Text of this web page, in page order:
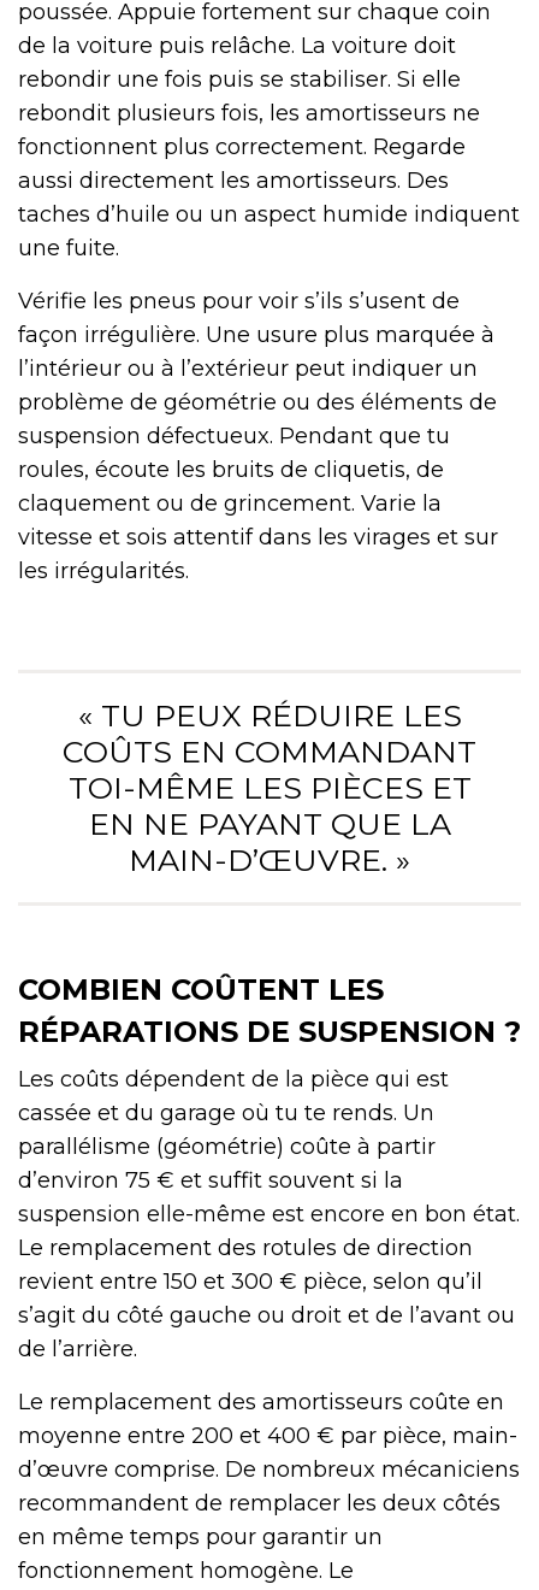
poussée. Appuie fortement sur chaque coin
de la voiture puis relâche. La voiture doit
rebondir une fois puis se stabiliser. Si elle
rebondit plusieurs fois, les amortisseurs ne
fonctionnent plus correctement. Regarde
aussi directement les amortisseurs. Des
taches d’huile ou un aspect humide indiquent
une fuite.
Vérifie les pneus pour voir s’ils s’usent de
façon irrégulière. Une usure plus marquée à
l’intérieur ou à l’extérieur peut indiquer un
problème de géométrie ou des éléments de
suspension défectueux. Pendant que tu
roules, écoute les bruits de cliquetis, de
claquement ou de grincement. Varie la
vitesse et sois attentif dans les virages et sur
les irrégularités.
« TU PEUX RÉDUIRE LES
COÛTS EN COMMANDANT
TOI-MÊME LES PIÈCES ET
EN NE PAYANT QUE LA
MAIN-D’ŒUVRE. »
COMBIEN COÛTENT LES
RÉPARATIONS DE SUSPENSION ?
Les coûts dépendent de la pièce qui est
cassée et du garage où tu te rends. Un
parallélisme (géométrie) coûte à partir
d’environ 75 € et suffit souvent si la
suspension elle-même est encore en bon état.
Le remplacement des rotules de direction
revient entre 150 et 300 € pièce, selon qu’il
s’agit du côté gauche ou droit et de l’avant ou
de l’arrière.
Le remplacement des amortisseurs coûte en
moyenne entre 200 et 400 € par pièce, main-
d’œuvre comprise. De nombreux mécaniciens
recommandent de remplacer les deux côtés
en même temps pour garantir un
fonctionnement homogène. Le